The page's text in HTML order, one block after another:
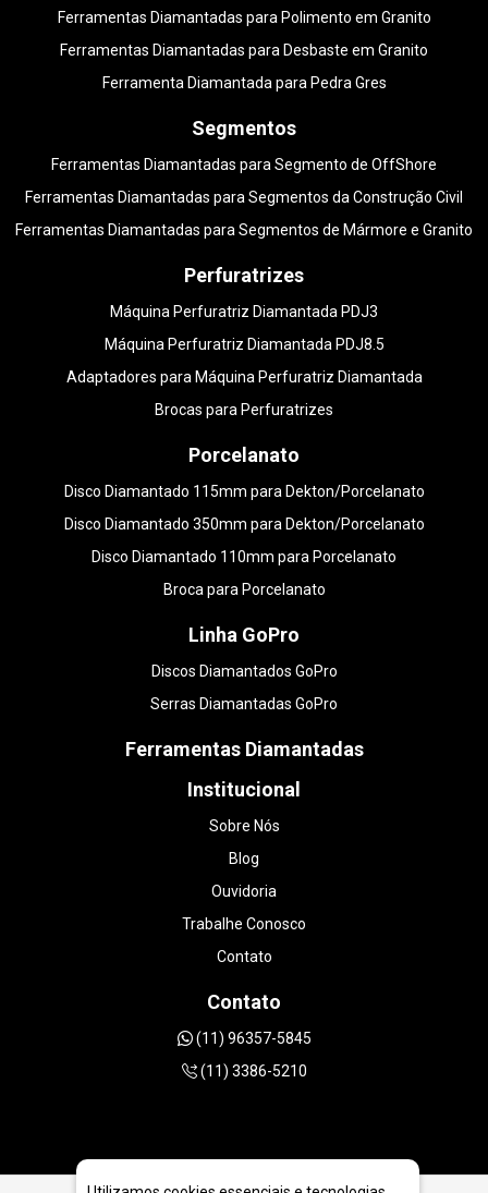
Ferramentas Diamantadas para Polimento em Granito
Ferramentas Diamantadas para Desbaste em Granito
Ferramenta Diamantada para Pedra Gres
Segmentos
Ferramentas Diamantadas para Segmento de OffShore
Ferramentas Diamantadas para Segmentos da Construção Civil
Ferramentas Diamantadas para Segmentos de Mármore e Granito
Perfuratrizes
Máquina Perfuratriz Diamantada PDJ3
Máquina Perfuratriz Diamantada PDJ8.5
Adaptadores para Máquina Perfuratriz Diamantada
Brocas para Perfuratrizes
Porcelanato
Disco Diamantado 115mm para Dekton/Porcelanato
Disco Diamantado 350mm para Dekton/Porcelanato
Disco Diamantado 110mm para Porcelanato
Broca para Porcelanato
Linha GoPro
Discos Diamantados GoPro
Serras Diamantadas GoPro
Ferramentas Diamantadas
Institucional
Sobre Nós
Blog
Ouvidoria
Trabalhe Conosco
Contato
Contato
(11) 96357-5845
(11) 3386-5210